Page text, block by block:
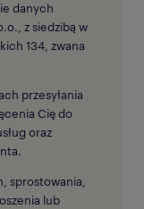
danych
z siedzibą w
134, zwana
przesyłania
Cię do
oraz
sprostowania,
lub